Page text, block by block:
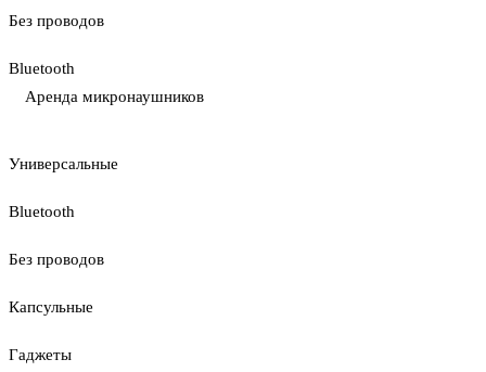
Без проводов
Bluetooth
Аренда микронаушников
Универсальные
Bluetooth
Без проводов
Капсульные
Гаджеты